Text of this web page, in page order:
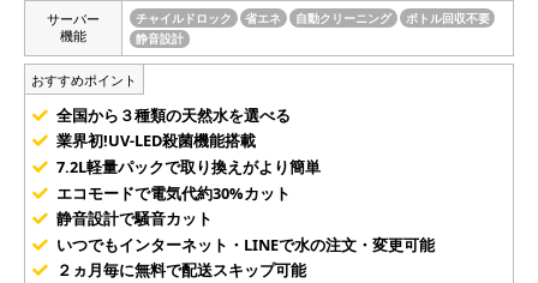
サーバー
機能
チャイルドロック 省エネ 自動クリーニング
ボトル回収不要
静音設計
おすすめポイント
全国から３種類の天然水を選べる
業界初!UV-LED殺菌機能搭載
7.2L軽量パックで取り換えがより簡単
エコモードで電気代約30%カット
静音設計で騒音カット
いつでもインターネット・LINEで水の注文・変更可能
２ヵ月毎に無料で配送スキップ可能